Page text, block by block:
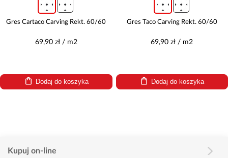
Gres Cartaco Carving Rekt. 60/60
69,90 zł / m2
Dodaj do koszyka
Gres Taco Carving Rekt. 60/60
69,90 zł / m2
Dodaj do koszyka
Kupuj on-line